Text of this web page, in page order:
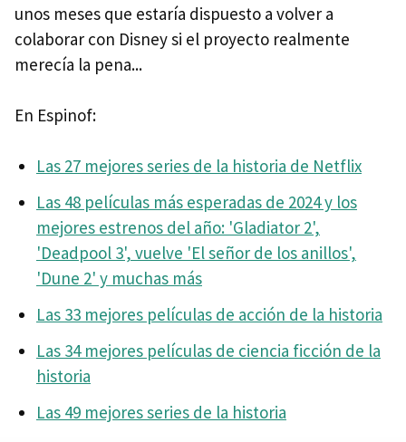
unos meses que estaría dispuesto a volver a
colaborar con Disney si el proyecto realmente
merecía la pena...
En Espinof:
Las 27 mejores series de la historia de Netflix
Las 48 películas más esperadas de 2024 y los
mejores estrenos del año: 'Gladiator 2',
'Deadpool 3', vuelve 'El señor de los anillos',
'Dune 2' y muchas más
Las 33 mejores películas de acción de la historia
Las 34 mejores películas de ciencia ficción de la
historia
Las 49 mejores series de la historia